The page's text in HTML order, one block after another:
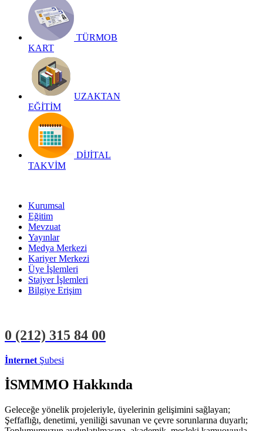
TÜRMOB
KART
UZAKTAN
EĞİTİM
DİJİTAL
TAKVİM
Kurumsal
Eğitim
Mevzuat
Yayınlar
Medya Merkezi
Kariyer Merkezi
Üye İşlemleri
Stajyer İşlemleri
Bilgiye Erişim
0 (212) 315 84 00
İnternet Şubesi
İSMMMO Hakkında
Geleceğe yönelik projeleriyle, üyelerinin gelişimini sağlayan;
Şeffaflığı, denetimi, yeniliği savunan ve çevre sorunlarına duyarlı;